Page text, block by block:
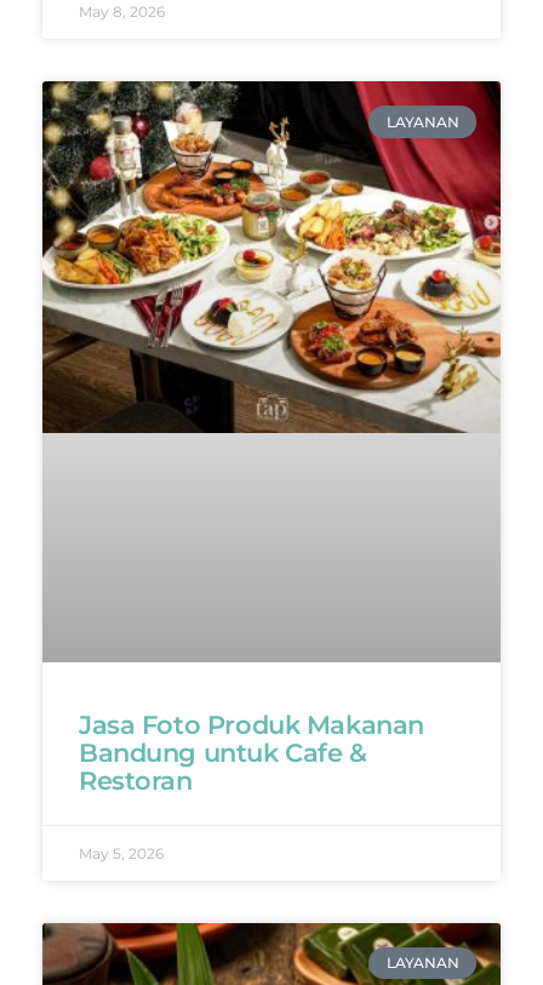
May 8, 2026
LAYANAN
Jasa Foto Produk Makanan
Bandung untuk Cafe &
Restoran
May 5, 2026
LAYANAN